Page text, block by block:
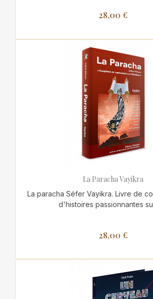
28,00 €
La Paracha Vayikra
La paracha Séfer Vayikra. Livre de
d'histoires passionnantes
28,00 €